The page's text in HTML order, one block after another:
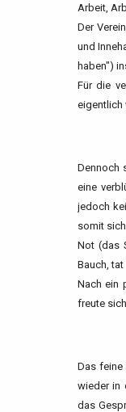
Arbeit,
Der
und
haben")
Für die
eigentlich
Dennoch
eine
jedoch
somit
Not (das
Bauch, tat
Nach ein
freute
Das feine
wieder in
das